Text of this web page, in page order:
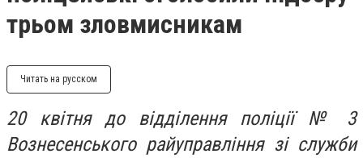
трьом зловмисникам
Читать на русском
20 квітня до відділення поліції № 3
Вознесенського райуправління зі служби